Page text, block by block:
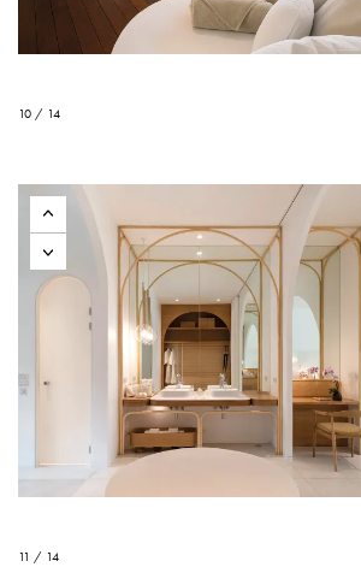
10 / 14
11 / 14